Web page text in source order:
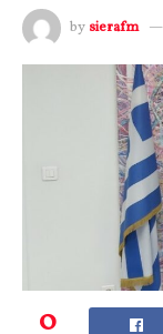
by sierafm
0